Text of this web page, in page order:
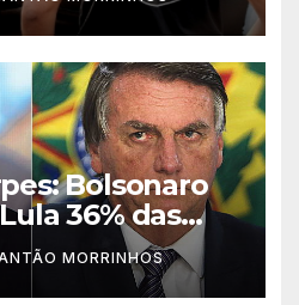
ÓDIO EM
Bolsonaro
36% das
em Goiás
MORRINHOS